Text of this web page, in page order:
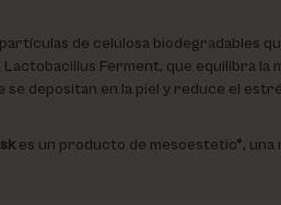
de celulosa biodegradables
Ferment, que equilibra la
se depositan en la piel y reduce el
es un producto de mesoestetic®, una